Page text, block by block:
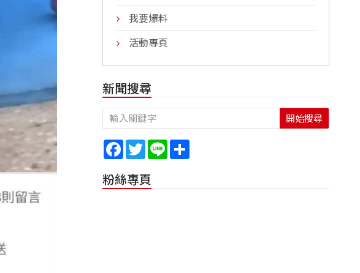
我要爆料
活動專頁
新聞搜尋
開始搜尋
Facebook
TwitterLine
粉絲專頁